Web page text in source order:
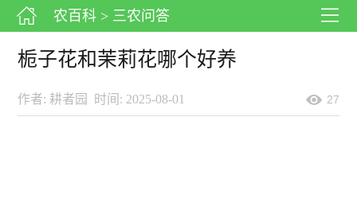
农百科 > 三农问答
栀子花和茉莉花哪个好养
作者: 耕者园 时间: 2025-08-01 27